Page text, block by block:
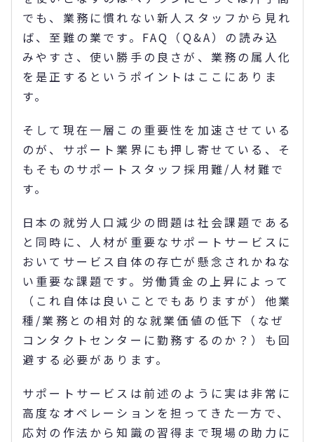
でも、業務に慣れない新人スタッフから見れ
ば、至難の業です。FAQ（Q&A）の読み込
みやすさ、使い勝手の良さが、業務の属人化
を是正するというポイントはここにありま
す。
そして現在一層この重要性を加速させている
のが、サポート業界にも押し寄せている、そ
もそものサポートスタッフ採用難/人材難で
す。
日本の就労人口減少の問題は社会課題である
と同時に、人材が重要なサポートサービスに
おいてサービス自体の存亡が懸念されかねな
い重要な課題です。労働賃金の上昇によって
（これ自体は良いことでもありますが）他業
種/業務との相対的な就業価値の低下（なぜ
コンタクトセンターに勤務するのか？）も回
避する必要があります。
サポートサービスは前述のように実は非常に
高度なオペレーションを担ってきた一方で、
応対の作法から知識の習得まで現場の助力に